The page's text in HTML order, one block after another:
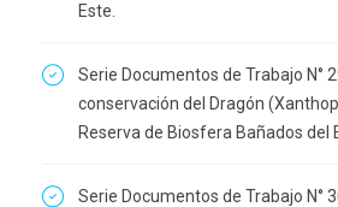
Este.
Serie Documentos de Trabajo N°
conservación del Dragón
Reserva de Biosfera Bañados del
Serie Documentos de Trabajo N°